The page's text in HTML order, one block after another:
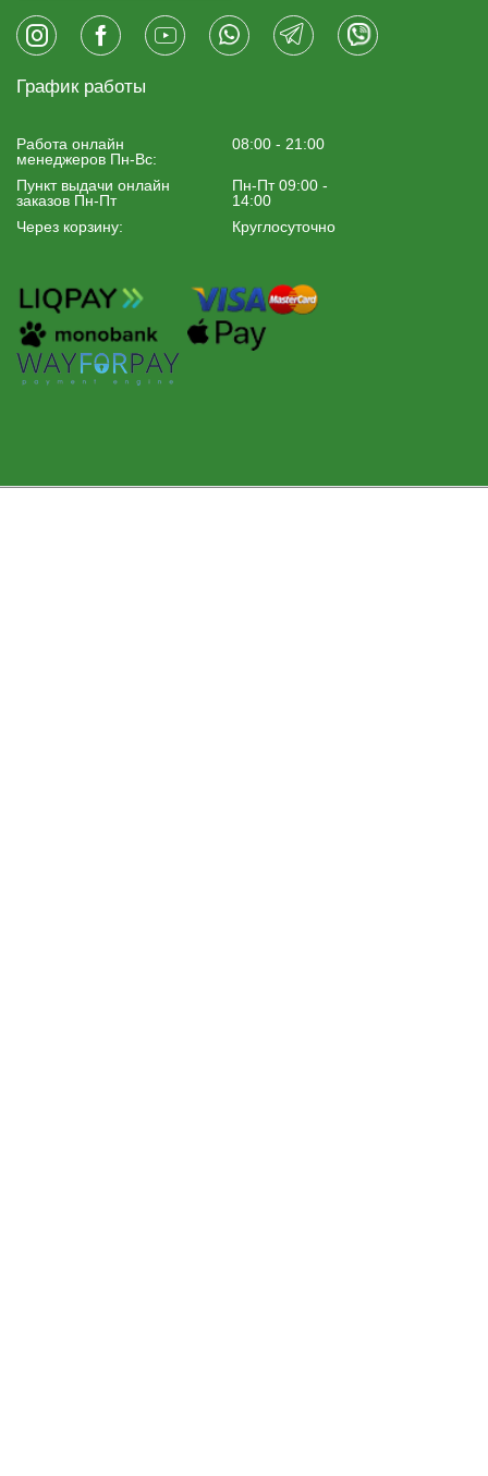
График работы
Работа онлайн
менеджеров Пн-Вс:
08:00 - 21:00
Пункт выдачи онлайн
заказов Пн-Пт
Пн-Пт 09:00 -
14:00
Через корзину:
Круглосуточно